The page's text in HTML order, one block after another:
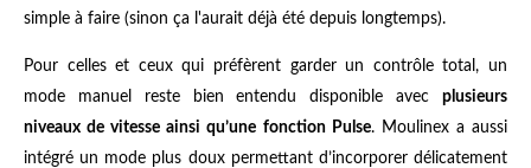
simple à faire (sinon ça l'aurait déjà été depuis longtemps).
Pour celles et ceux qui préfèrent garder un contrôle total, un
mode manuel reste bien entendu disponible avec plusieurs
niveaux de vitesse ainsi qu’une fonction Pulse. Moulinex a aussi
intégré un mode plus doux permettant d’incorporer délicatement